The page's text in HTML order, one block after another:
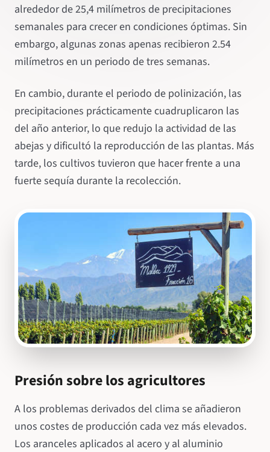
alrededor de 25,4 milímetros de precipitaciones
semanales para crecer en condiciones óptimas. Sin
embargo, algunas zonas apenas recibieron 2.54
milímetros en un periodo de tres semanas.
En cambio, durante el periodo de polinización, las
precipitaciones prácticamente cuadruplicaron las
del año anterior, lo que redujo la actividad de las
abejas y dificultó la reproducción de las plantas. Más
tarde, los cultivos tuvieron que hacer frente a una
fuerte sequía durante la recolección.
Presión sobre los agricultores
A los problemas derivados del clima se añadieron
unos costes de producción cada vez más elevados.
Los aranceles aplicados al acero y al aluminio